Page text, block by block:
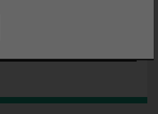
dem 6. Mai 2007 im Kino.